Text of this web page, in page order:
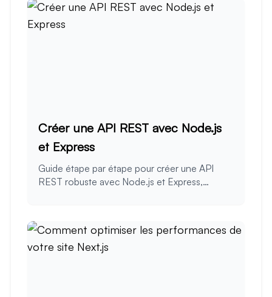
Créer une API REST avec Node.js
et Express
Guide étape par étape pour créer une API
REST robuste avec Node.js et Express,